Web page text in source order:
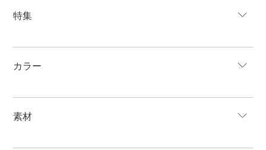
特集
カラー
素材